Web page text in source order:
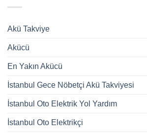
Akü Takviye
Akücü
En Yakın Akücü
İstanbul Gece Nöbetçi Akü Takviyesi
İstanbul Oto Elektrik Yol Yardım
İstanbul Oto Elektrikçi